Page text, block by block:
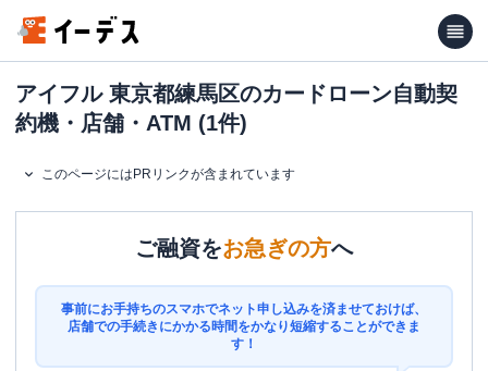
アイフル 東京都練馬区のカードローン自動契
約機・店舗・ATM (1件)
このページにはPRリンクが含まれています
ご融資をお急ぎの方へ
事前にお手持ちのスマホでネット申し込みを済ませておけば、
店舗での手続きにかかる時間をかなり短縮することができま
す！